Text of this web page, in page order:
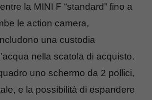
la MINI F “standard” fino a
le action camera,
una custodia
nella scatola di acquisto.
uno schermo da 2 pollici,
e la possibilità di espandere